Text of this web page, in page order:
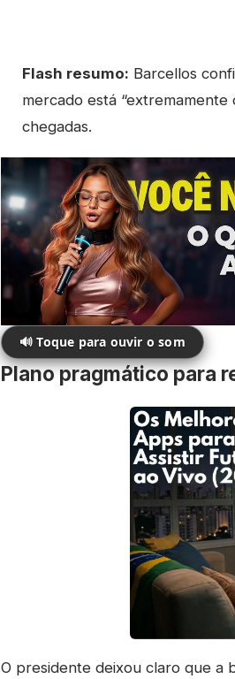
Flash resumo: Barcellos
mercado está
chegadas.
🔊 Toque para ouvir o som
Plano pragmático para
O presidente deixou claro que a